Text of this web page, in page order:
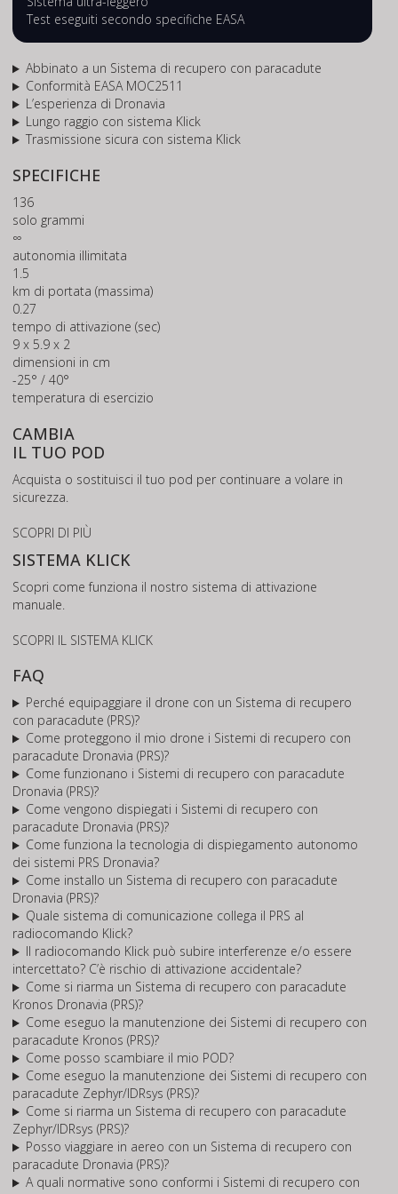
Test eseguiti secondo specifiche EASA
Abbinato a un Sistema di recupero con paracadute
Conformità EASA MOC2511
L’esperienza di Dronavia
Lungo raggio con sistema Klick
Trasmissione sicura con sistema Klick
SPECIFICHE
136
solo grammi
∞
autonomia illimitata
1.5
km di portata (massima)
0.27
tempo di attivazione (sec)
9 x 5.9 x 2
dimensioni in cm
-25° / 40°
temperatura di esercizio
CAMBIA
IL TUO POD
Acquista o sostituisci il tuo pod per continuare a volare in
sicurezza.
SCOPRI DI PIÙ
SISTEMA KLICK
Scopri come funziona il nostro sistema di attivazione
manuale.
SCOPRI IL SISTEMA KLICK
FAQ
Perché equipaggiare il drone con un Sistema di recupero
con paracadute (PRS)?
Come proteggono il mio drone i Sistemi di recupero con
paracadute Dronavia (PRS)?
Come funzionano i Sistemi di recupero con paracadute
Dronavia (PRS)?
Come vengono dispiegati i Sistemi di recupero con
paracadute Dronavia (PRS)?
Come funziona la tecnologia di dispiegamento autonomo
dei sistemi PRS Dronavia?
Come installo un Sistema di recupero con paracadute
Dronavia (PRS)?
Quale sistema di comunicazione collega il PRS al
radiocomando Klick?
Il radiocomando Klick può subire interferenze e/o essere
intercettato? C’è rischio di attivazione accidentale?
Come si riarma un Sistema di recupero con paracadute
Kronos Dronavia (PRS)?
Come eseguo la manutenzione dei Sistemi di recupero con
paracadute Kronos (PRS)?
Come posso scambiare il mio POD?
Come eseguo la manutenzione dei Sistemi di recupero con
paracadute Zephyr/IDRsys (PRS)?
Come si riarma un Sistema di recupero con paracadute
Zephyr/IDRsys (PRS)?
Posso viaggiare in aereo con un Sistema di recupero con
paracadute Dronavia (PRS)?
A quali normative sono conformi i Sistemi di recupero con